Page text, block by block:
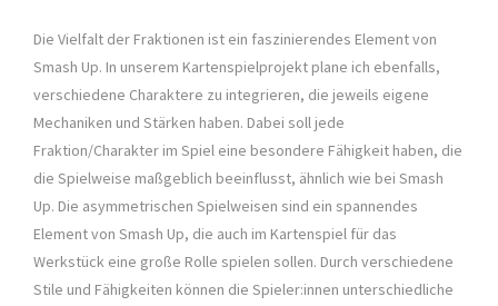
Die Vielfalt der Fraktionen ist ein faszinierendes Element von
Smash Up. In unserem Kartenspielprojekt plane ich ebenfalls,
verschiedene Charaktere zu integrieren, die jeweils eigene
Mechaniken und Stärken haben. Dabei soll jede
Fraktion/Charakter im Spiel eine besondere Fähigkeit haben, die
die Spielweise maßgeblich beeinflusst, ähnlich wie bei Smash
Up. Die asymmetrischen Spielweisen sind ein spannendes
Element von Smash Up, die auch im Kartenspiel für das
Werkstück eine große Rolle spielen sollen. Durch verschiedene
Stile und Fähigkeiten können die Spieler:innen unterschiedliche